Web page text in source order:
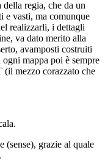
regia, che da un
e vasti, ma comunque
realizzarli, i dettagli
va dato merito alla
avamposti costruiti
mappa poi è sempre
(il mezzo corazzato che
(sense), grazie al quale